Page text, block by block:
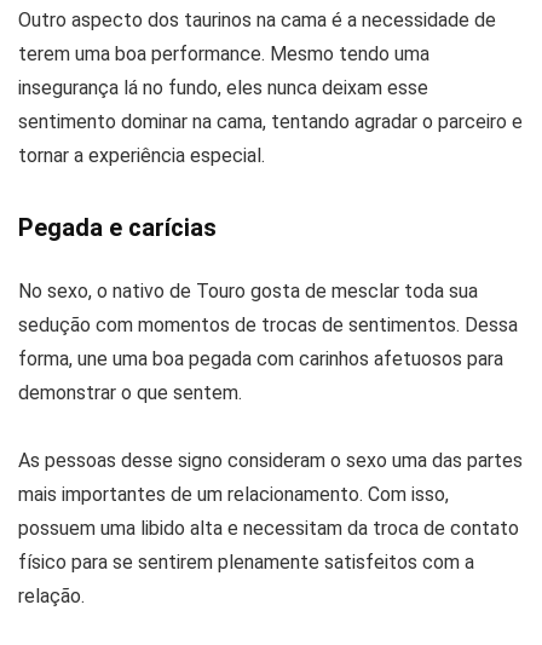
Outro aspecto dos taurinos na cama é a necessidade de
terem uma boa performance. Mesmo tendo uma
insegurança lá no fundo, eles nunca deixam esse
sentimento dominar na cama, tentando agradar o parceiro e
tornar a experiência especial.
Pegada e carícias
No sexo, o nativo de Touro gosta de mesclar toda sua
sedução com momentos de trocas de sentimentos. Dessa
forma, une uma boa pegada com carinhos afetuosos para
demonstrar o que sentem.
As pessoas desse signo consideram o sexo uma das partes
mais importantes de um relacionamento. Com isso,
possuem uma libido alta e necessitam da troca de contato
físico para se sentirem plenamente satisfeitos com a
relação.